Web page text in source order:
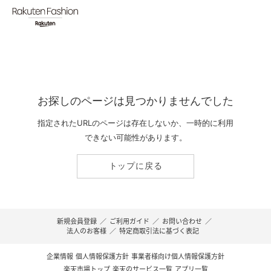
お探しのページは見つかりませんでした
指定されたURLのページは存在しないか、一時的に利用
できない可能性があります。
トップに戻る
新規会員登録 ／ ご利用ガイド ／ お問い合わせ ／
法人のお客様 ／ 特定商取引法に基づく表記
企業情報 個人情報保護方針 事業者様向け個人情報保護方針
楽天市場トップ 楽天のサービス一覧 アプリ一覧